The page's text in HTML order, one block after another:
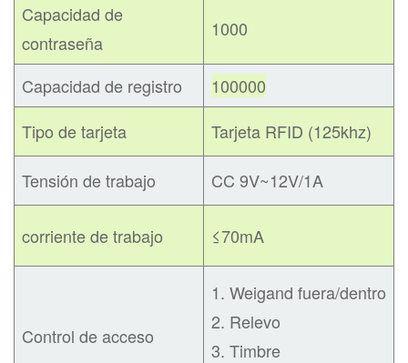
Capacidad de
contraseña
1000
Capacidad de registro
100000
Tipo de tarjeta
Tarjeta RFID (125khz)
Tensión de trabajo CC 9V~12V/1A
corriente de trabajo ≤70mA
Control de acceso
1. Weigand fuera/dentro
2. Relevo
3. Timbre